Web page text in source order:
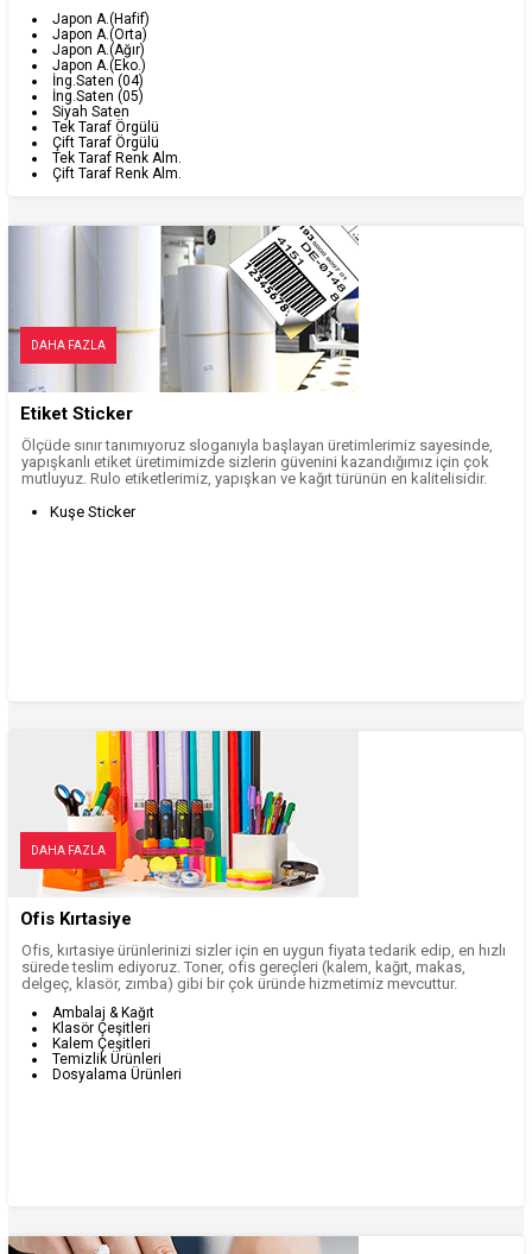
Japon A.(Hafif)
Japon A.(Orta)
Japon A.(Ağır)
Japon A.(Eko.)
İng.Saten (04)
İng.Saten (05)
Siyah Saten
Tek Taraf Örgülü
Çift Taraf Örgülü
Tek Taraf Renk Alm.
Çift Taraf Renk Alm.
DAHA FAZLA
Etiket Sticker
Ölçüde sınır tanımıyoruz sloganıyla başlayan üretimlerimiz sayesinde,
yapışkanlı etiket üretimimizde sizlerin güvenini kazandığımız için çok
mutluyuz. Rulo etiketlerimiz, yapışkan ve kağıt türünün en kalitelisidir.
Kuşe Sticker
DAHA FAZLA
Ofis Kırtasiye
Ofis, kırtasiye ürünlerinizi sizler için en uygun fiyata tedarik edip, en hızlı
sürede teslim ediyoruz. Toner, ofis gereçleri (kalem, kağıt, makas,
delgeç, klasör, zımba) gibi bir çok üründe hizmetimiz mevcuttur.
Ambalaj & Kağıt
Klasör Çeşitleri
Kalem Çeşitleri
Temizlik Ürünleri
Dosyalama Ürünleri